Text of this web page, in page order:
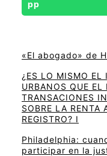
«El abogado» de
¿ES LO MISMO EL
URBANOS QUE EL
TRANSACIONES
SOBRE LA RENTA
REGISTRO? I
Philadelphia:
participar en la